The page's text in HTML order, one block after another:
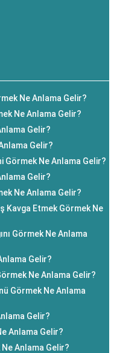
Ne Anlama Gelir?
Ne Anlama Gelir?
Gelir?
Gelir?
Görmek Ne Anlama Gelir?
Gelir?
Ne Anlama Gelir?
Kavga Etmek Görmek Ne
Görmek Ne Anlama
Gelir?
Ne Anlama Gelir?
Görmek Ne Anlama
Gelir?
Anlama Gelir?
Ne Anlama Gelir?